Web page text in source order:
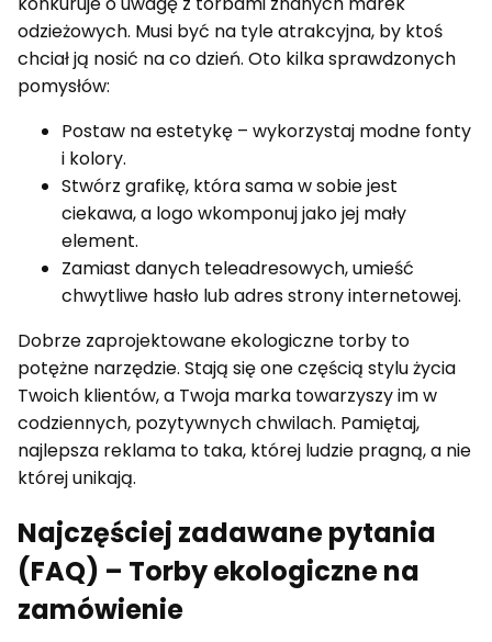
odzieżowych. Musi być na tyle atrakcyjna, by ktoś
chciał ją nosić na co dzień. Oto kilka sprawdzonych
pomysłów:
Postaw na estetykę – wykorzystaj modne fonty
i kolory.
Stwórz grafikę, która sama w sobie jest
ciekawa, a logo wkomponuj jako jej mały
element.
Zamiast danych teleadresowych, umieść
chwytliwe hasło lub adres strony internetowej.
Dobrze zaprojektowane ekologiczne torby to
potężne narzędzie. Stają się one częścią stylu życia
Twoich klientów, a Twoja marka towarzyszy im w
codziennych, pozytywnych chwilach. Pamiętaj,
najlepsza reklama to taka, której ludzie pragną, a nie
której unikają.
Najczęściej zadawane pytania
(FAQ) – Torby ekologiczne na
zamówienie